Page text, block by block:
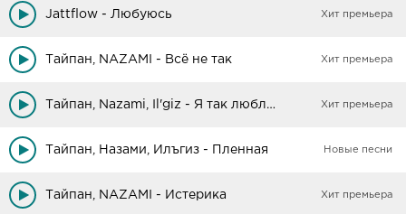
Jattflow - Любуюсь Хит премьера
Тайпан, NAZAMI - Всё не так Хит премьера
Тайпан, Nazami, Il'giz - Я так люблю тебя останусь до утра Хит премьера
Тайпан, Назами, Илъгиз - Пленная Новые песни
Тайпан, NAZAMI - Истерика Хит премьера